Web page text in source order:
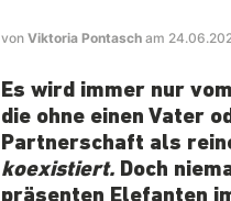
von Viktoria Pontasch am
Es wird immer nur vom
die ohne einen Vater
Partnerschaft als
koexistiert. Doch